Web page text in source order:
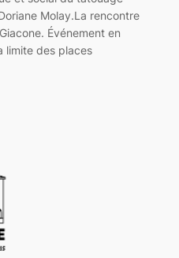
Molay.La rencontre
Événement en
limite des places